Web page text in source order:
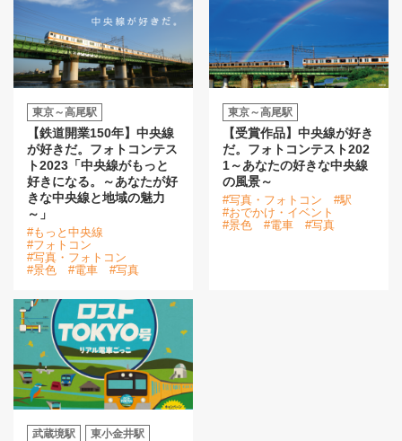
東京～高尾駅
【鉄道開業150年】中央線
が好きだ。フォトコンテス
ト2023「中央線がもっと
好きになる。～あなたが好
きな中央線と地域の魅力
～」
#もっと中央線
#フォトコン
#写真・フォトコン
#景色
#電車 #写真
東京～高尾駅
【受賞作品】中央線が好き
だ。フォトコンテスト202
1～あなたの好きな中央線
の風景～
#写真・フォトコン
#駅
#おでかけ・イベント
#景色
#電車 #写真
武蔵境駅
東小金井駅